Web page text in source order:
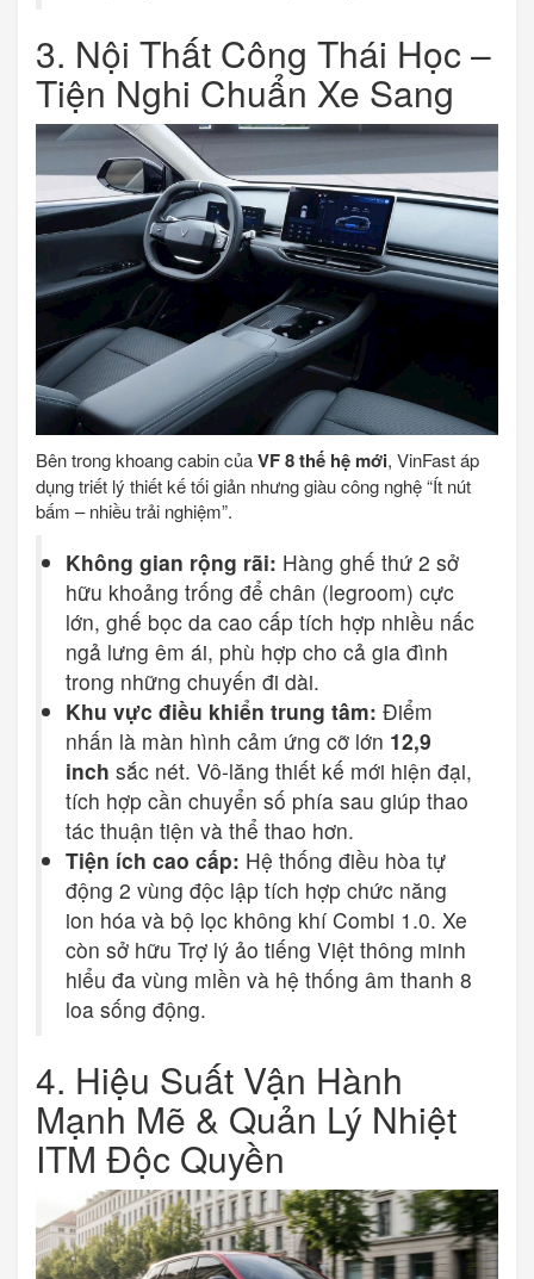
3. Nội Thất Công Thái Học –
Tiện Nghi Chuẩn Xe Sang
Bên trong khoang cabin củaVF 8 thế hệ mới, VinFast áp
dụng triết lý thiết kế tối giản nhưng giàu công nghệ “Ít nút
bấm – nhiều trải nghiệm”.
Không gian rộng rãi: Hàng ghế thứ 2 sở
hữu khoảng trống để chân (legroom) cực
lớn, ghế bọc da cao cấp tích hợp nhiều nấc
ngả lưng êm ái, phù hợp cho cả gia đình
trong những chuyến đi dài.
Khu vực điều khiển trung tâm: Điểm
nhấn là màn hình cảm ứng cỡ lớn 12,9
inch sắc nét. Vô-lăng thiết kế mới hiện đại,
tích hợp cần chuyển số phía sau giúp thao
tác thuận tiện và thể thao hơn.
Tiện ích cao cấp: Hệ thống điều hòa tự
động 2 vùng độc lập tích hợp chức năng
ion hóa và bộ lọc không khí Combi 1.0. Xe
còn sở hữu Trợ lý ảo tiếng Việt thông minh
hiểu đa vùng miền và hệ thống âm thanh 8
loa sống động.
4. Hiệu Suất Vận Hành
Mạnh Mẽ & Quản Lý Nhiệt
ITM Độc Quyền